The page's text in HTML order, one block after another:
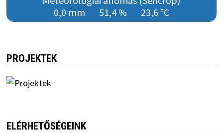
0,0 mm
51,4 % 23,6 °C
PROJEKTEK
ELÉRHETŐSÉGEINK